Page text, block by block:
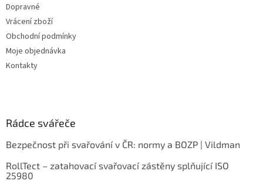
Dopravné
Vrácení zboží
Obchodní podmínky
Moje objednávka
Kontakty
Rádce svářeče
Bezpečnost při svařování v ČR: normy a BOZP | Vildman
RollTect – zatahovací svařovací zástěny splňující ISO
25980